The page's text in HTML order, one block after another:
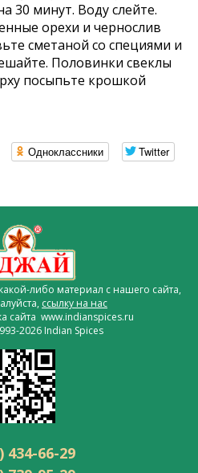
30 минут. Воду слейте.
орехи и чернослив
сметаной со специями и
Половинки свеклы
посыпьте крошкой
Одноклассники
Twitter
либо материал с нашего сайта,
ссылку на нас
сайта www.indianspices.ru
2026 Indian Spices
434-66-29